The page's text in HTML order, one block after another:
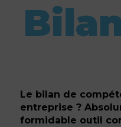
Le bilan de
entreprise ?
formidable outil